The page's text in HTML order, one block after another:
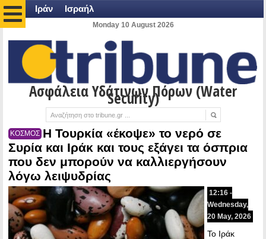
Ιράν Ισραήλ
Monday 10 August 2026
Ασφάλεια Υδάτινων Πόρων (Water
Security)
ΚΟΣΜΟΣ Η Τουρκία «έκοψε» το νερό σε
Συρία και Ιράκ και τους εξάγει τα όσπρια
που δεν μπορούν να καλλιεργήσουν
λόγω λειψυδρίας
12:16 -
Wednesday,
20 May, 2026
Το Ιράκ